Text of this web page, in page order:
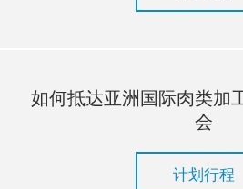
如何抵达亚洲国际肉类加
会
计划行程